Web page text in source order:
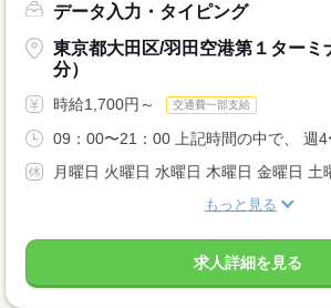
データ入力・タイピング
東京都大田区/羽田空港第１ターミ
分）
時給1,700円～ 交通費一部支給
09：00〜21：00 上記時間の中で、 週4
月曜日 火曜日 水曜日 木曜日 金曜日 土
もっと見る
求人詳細を見る